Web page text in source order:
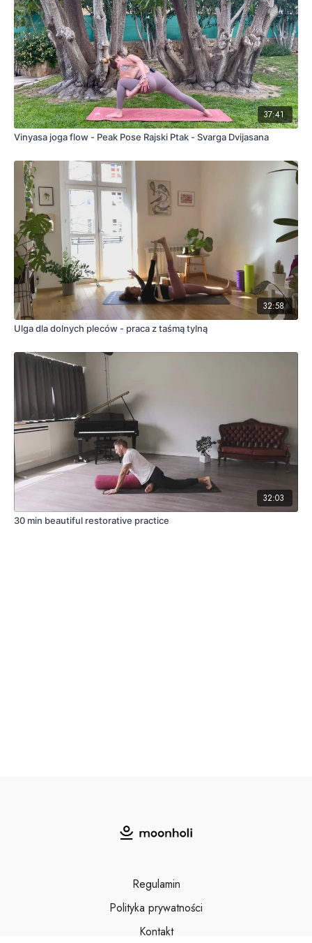
37:41
Vinyasa joga flow - Peak Pose Rajski Ptak - Svarga Dvijasana
32:58
Ulga dla dolnych pleców - praca z taśmą tylną
32:03
30 min beautiful restorative practice
Regulamin
Polityka prywatności
Kontakt